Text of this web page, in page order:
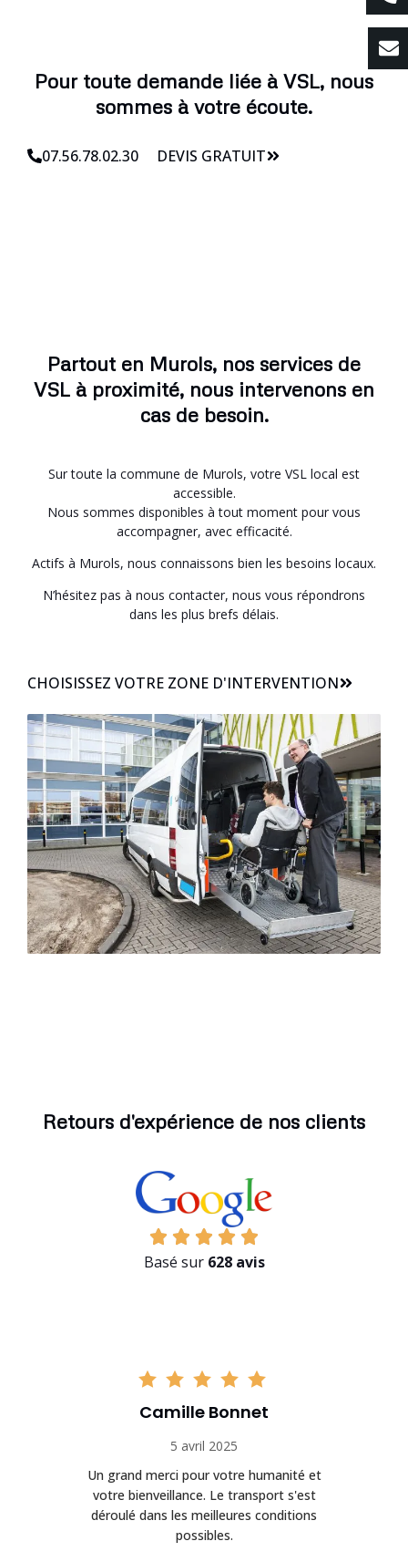
Pour toute demande liée à VSL, nous
sommes à votre écoute.
07.56.78.02.30 DEVIS GRATUIT
Partout en Murols, nos services de
VSL à proximité, nous intervenons en
cas de besoin.
Sur toute la commune de Murols, votre VSL local est
accessible.
Nous sommes disponibles à tout moment pour vous
accompagner, avec efficacité.
Actifs à Murols, nous connaissons bien les besoins locaux.
N’hésitez pas à nous contacter, nous vous répondrons
dans les plus brefs délais.
CHOISISSEZ VOTRE ZONE D'INTERVENTION
Retours d'expérience de nos clients
Basé sur 628 avis
Camille Bonnet
5 avril 2025
Un grand merci pour votre humanité et
votre bienveillance. Le transport s'est
déroulé dans les meilleures conditions
possibles.